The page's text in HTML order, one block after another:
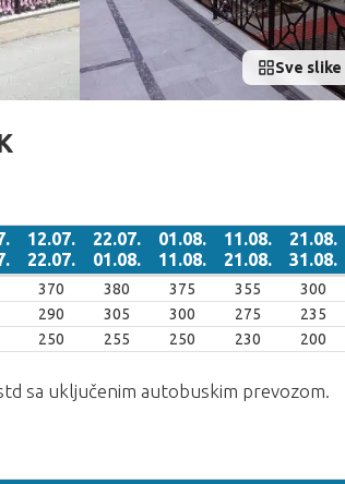
Sve slike
12.07.
22.07.
22.07.
01.08.
01.08.
11.08.
11.08.
21.08.
21.08.
31.08.
12.07.
22.07.
22.07.
01.08.
01.08.
11.08.
11.08.
21.08.
21.08.
31.08.
370 380 375 355
300
290 305 300 275
235
250 255 250 230 200
sa uključenim autobuskim prevozom.